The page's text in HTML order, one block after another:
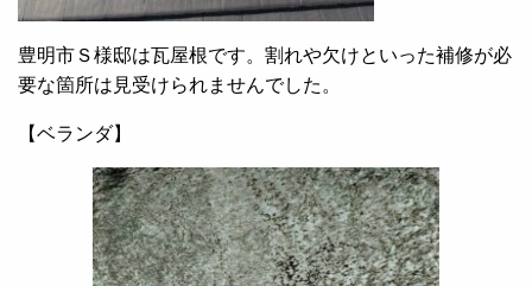
豊明市Ｓ様邸は瓦屋根です。割れや欠けといった補修が必
要な箇所は見受けられませんでした。
【ベランダ】